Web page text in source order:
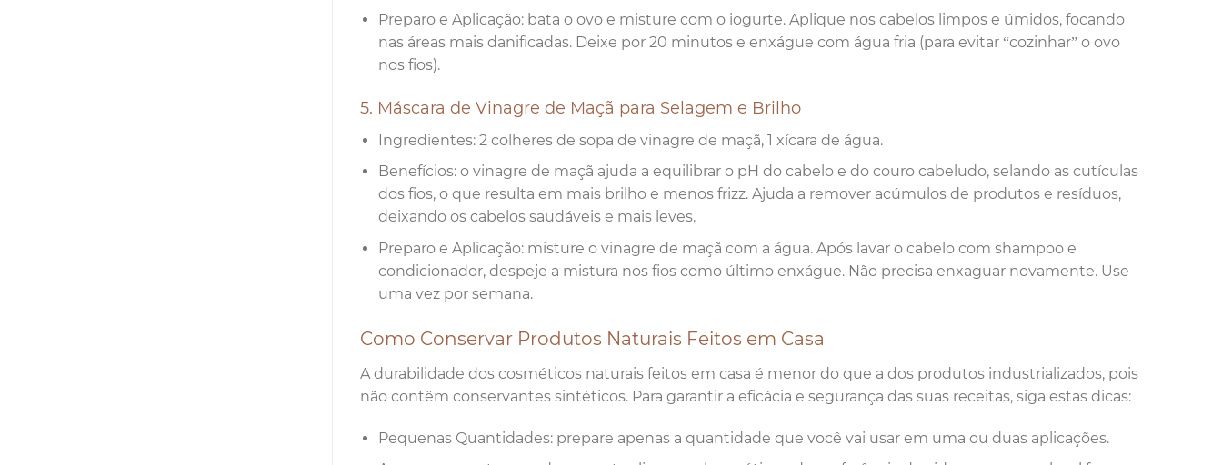
Preparo e Aplicação: bata o ovo e misture com o iogurte. Aplique nos cabelos limpos e úmidos, focando
nas áreas mais danificadas. Deixe por 20 minutos e enxágue com água fria (para evitar “cozinhar” o ovo
nos fios).
5. Máscara de Vinagre de Maçã para Selagem e Brilho
Ingredientes: 2 colheres de sopa de vinagre de maçã, 1 xícara de água.
Benefícios: o vinagre de maçã ajuda a equilibrar o pH do cabelo e do couro cabeludo, selando as cutículas
dos fios, o que resulta em mais brilho e menos frizz. Ajuda a remover acúmulos de produtos e resíduos,
deixando os cabelos saudáveis e mais leves.
Preparo e Aplicação: misture o vinagre de maçã com a água. Após lavar o cabelo com shampoo e
condicionador, despeje a mistura nos fios como último enxágue. Não precisa enxaguar novamente. Use
uma vez por semana.
Como Conservar Produtos Naturais Feitos em Casa
A durabilidade dos cosméticos naturais feitos em casa é menor do que a dos produtos industrializados, pois
não contêm conservantes sintéticos. Para garantir a eficácia e segurança das suas receitas, siga estas dicas:
Pequenas Quantidades: prepare apenas a quantidade que você vai usar em uma ou duas aplicações.